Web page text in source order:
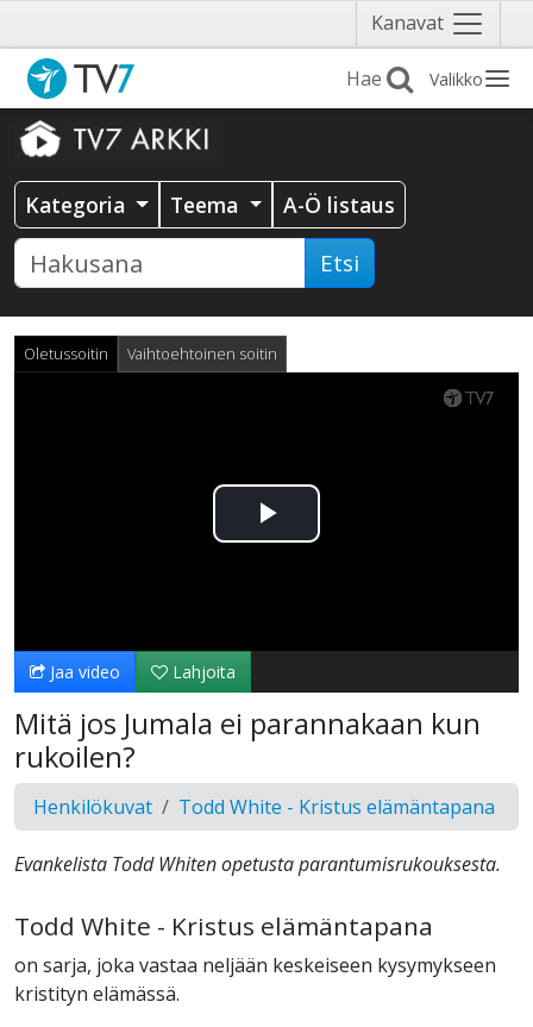
Kanavat Näytä
valikko
Valikko
Kategoria Teema A-Ö listaus
Etsi
Oletussoitin Vaihtoehtoinen soitin
Toista
Jaa video Lahjoita
Mitä jos Jumala ei parannakaan kun
rukoilen?
Henkilökuvat Todd White - Kristus elämäntapana
Evankelista Todd Whiten opetusta parantumisrukouksesta.
Todd White - Kristus elämäntapana
on sarja, joka vastaa neljään keskeiseen kysymykseen
kristityn elämässä.